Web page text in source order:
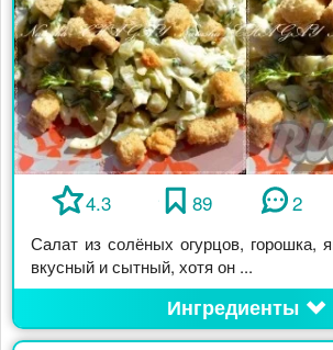
4.3 89 2
Салат из солёных огурцов, горошка,
вкусный и сытный, хотя он ...
Ингредиенты